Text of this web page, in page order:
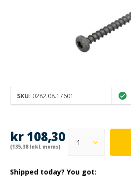
SKU: 0282.08.17601
kr 108,30
(135,38 Inkl. moms)
Shipped today? You got: